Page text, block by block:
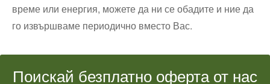
време или енергия, можете да ни се обадите и ние да
го извършваме периодично вместо Вас.
Поискай безплатно оферта от нас